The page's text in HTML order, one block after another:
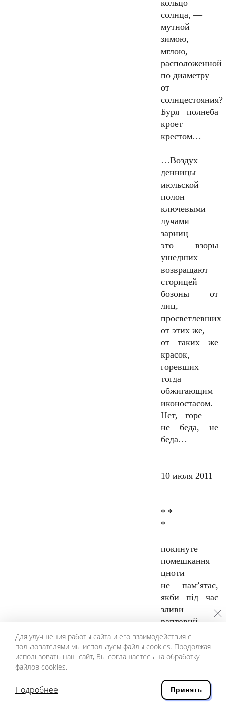
кольцо
солнца, —
мутной
зимою,
мглою,
расположенной
по диаметру
от
солнцестояния?
Буря полнеба
кроет
крестом…
…Воздух
денницы
июльской
полон
ключевыми
лучами
зарниц —
это взоры
ушедших
возвращают
сторицей
бозоны от
лиц,
просветлевших
от этих же,
от таких же
красок,
горевших
тогда
обжигающим
иконостасом.
Нет, горе —
не беда, не
беда…
10 июля 2011
* *
*
покинуте
помешкання
цноти
не пам’ятає,
якби пiд час
зливи
раптовий
самогубець,
наче риба,
очима клiпає,
води
Для улучшения работы сайта и его взаимодействия с
пользователями мы используем файлы cookies. Продолжая
использовать наш сайт, Вы соглашаетесь на обработку
файлов cookies.
Подробнее Принять